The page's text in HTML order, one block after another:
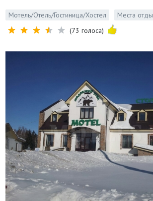
Мотель/Отель/Гостиница/Хостел
Места
(73 голоса)